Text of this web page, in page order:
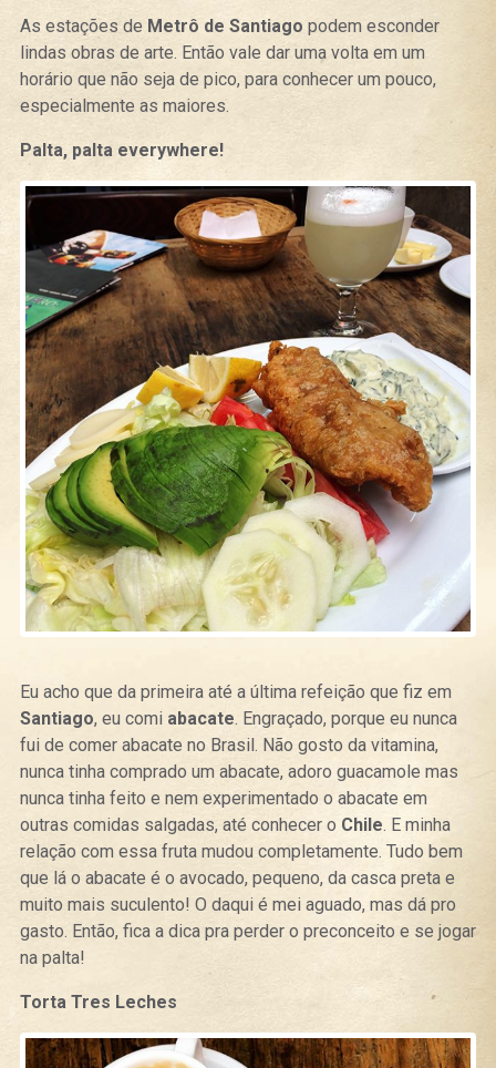
As estações de Metrô de Santiago podem esconder
lindas obras de arte. Então vale dar uma volta em um
horário que não seja de pico, para conhecer um pouco,
especialmente as maiores.
Palta, palta everywhere!
Eu acho que da primeira até a última refeição que fiz em
Santiago, eu comi abacate. Engraçado, porque eu nunca
fui de comer abacate no Brasil. Não gosto da vitamina,
nunca tinha comprado um abacate, adoro guacamole mas
nunca tinha feito e nem experimentado o abacate em
outras comidas salgadas, até conhecer o Chile. E minha
relação com essa fruta mudou completamente. Tudo bem
que lá o abacate é o avocado, pequeno, da casca preta e
muito mais suculento! O daqui é mei aguado, mas dá pro
gasto. Então, fica a dica pra perder o preconceito e se jogar
na palta!
Torta Tres Leches